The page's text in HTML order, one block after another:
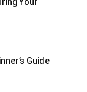
Guide